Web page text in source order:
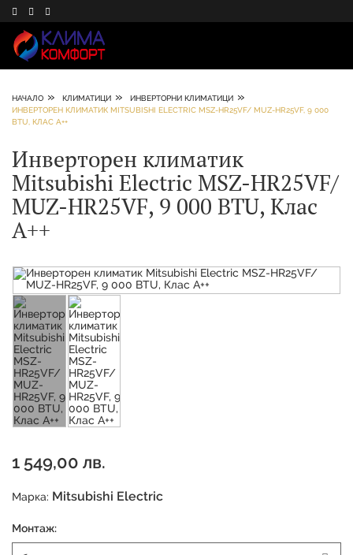
НАЧАЛО » КЛИМАТИЦИ » ИНВЕРТОРНИ КЛИМАТИЦИ »
ИНВЕРТОРЕН КЛИМАТИК MITSUBISHI ELECTRIC MSZ-HR25VF/ MUZ-HR25VF, 9 000
BTU, КЛАС A++
Инверторен климатик
Mitsubishi Electric MSZ-HR25VF/
MUZ-HR25VF, 9 000 BTU, Клас
A++
1 549,00 лв.
Марка: Mitsubishi Electric
Монтаж: